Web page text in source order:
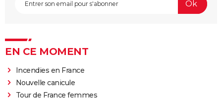
EN CE MOMENT
Incendies en France
Nouvelle canicule
Tour de France femmes